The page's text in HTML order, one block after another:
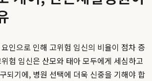
인으로 인해 고위험 임신의 비율이 점차 증
험 임신은 산모와 태아 모두에게 세심하고
되기에, 병원 선택에 더욱 신중을 기해야 합